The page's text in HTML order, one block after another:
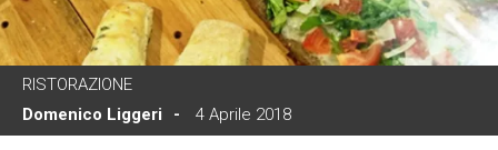
RISTORAZIONE
Domenico Liggeri
4 Aprile 2018